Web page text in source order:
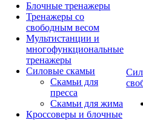
Блочные тренажеры
Тренажеры со
свободным весом
Мультистанции и
многофункциональные
тренажеры
Силовые скамьи
Скамьи для
пресса
Скамьи для жима
Кроссоверы и блочные